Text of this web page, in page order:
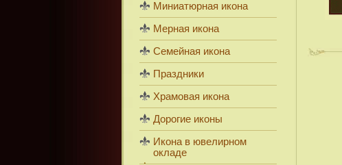
Миниатюрная икона
Мерная икона
Семейная икона
Праздники
Храмовая икона
Дорогие иконы
Икона в ювелирном
окладе